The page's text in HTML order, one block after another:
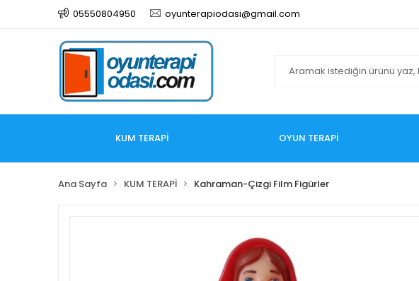
05550804950 oyunterapiodasi@gmail.com
KUM TERAPİ OYUN TERAPİ
Ana Sayfa KUM TERAPİ Kahraman-Çizgi Film Figürler